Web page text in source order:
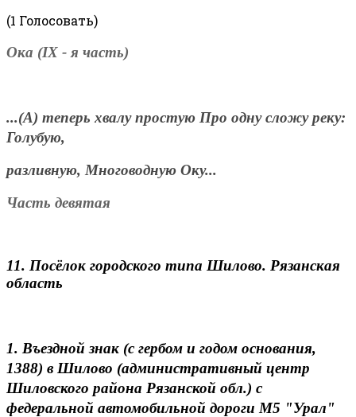
(1 Голосовать)
Ока (IX - я часть)
...(А) теперь хвалу простую Про одну сложу реку:
Голубую,
разливную, Многоводную Оку...
Часть девятая
11. Посёлок городского типа Шилово. Рязанская
область
1. Въездной знак (с гербом и годом основания,
1388) в Шилово (административный центр
Шиловского района Рязанской обл.) с
федеральной автомобильной дороги М5 "Урал"